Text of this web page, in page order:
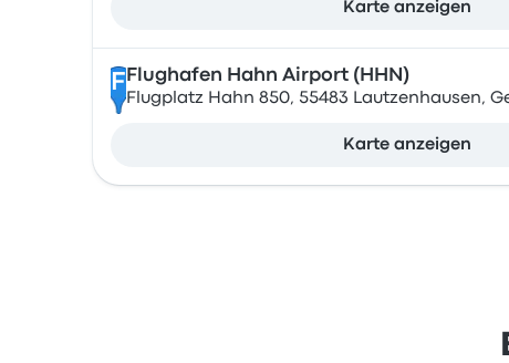
Karte anzeigen
F Flughafen Hahn Airport (HHN)
Flugplatz Hahn 850, 55483 Lautzenhausen,
Karte anzeigen